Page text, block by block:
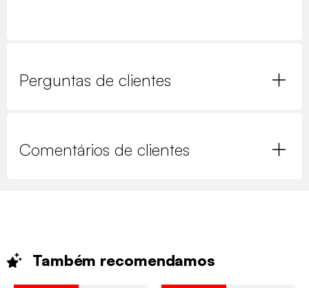
Perguntas de clientes
Comentários de clientes
Também recomendamos